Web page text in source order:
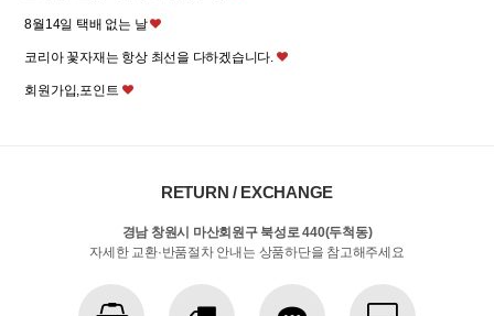
8월14일 택배 없는 날
코리아 꽃자재는 항상 최선을 다하겠습니다.
회원가입,포인트
RETURN / EXCHANGE
경남 창원시 마산회원구 북성로 440(두척동)
자세한 교환·반품절차 안내는 상품하단을 참고해주세요